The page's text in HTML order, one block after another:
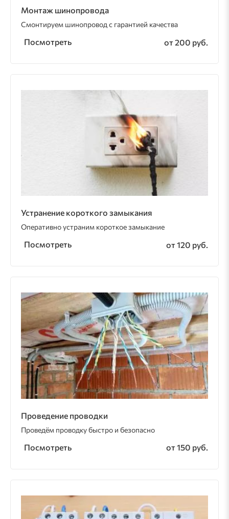
Монтаж шинопровода
Смонтируем шинопровод с гарантией качества
Посмотреть от 200 руб.
Устранение короткого замыкания
Оперативно устраним короткое замыкание
Посмотреть от 120 руб.
Проведение проводки
Проведём проводку быстро и безопасно
Посмотреть от 150 руб.